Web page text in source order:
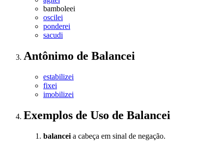
bamboleei
oscilei
ponderei
sacudi
Antônimo de Balancei
estabilizei
fixei
imobilizei
Exemplos de Uso de Balancei
balancei a cabeça em sinal de negação.